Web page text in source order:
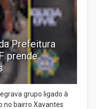
Prefeitura
prende
grupo ligado à
no bairro Xavantes